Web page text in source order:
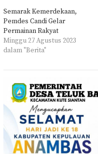
Semarak Kemerdekaan,
Pemdes Candi Gelar
Permainan Rakyat
Minggu 27 Agustus 2023
dalam "Berita"